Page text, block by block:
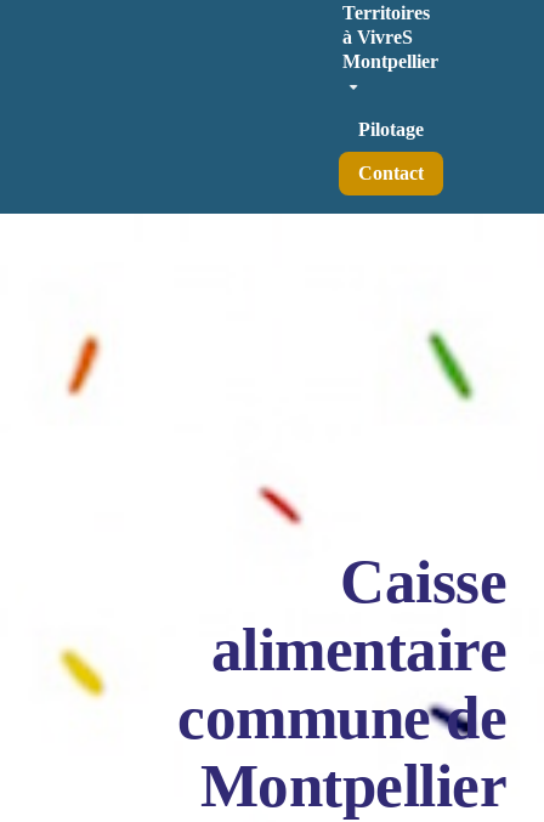
Territoires
à VivreS
Montpellier
Pilotage
Contact
Caisse
alimentaire
commune de
Montpellier